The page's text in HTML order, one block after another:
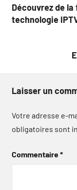
de
Découvrez de la
technologie
Laisser un
Votre adresse e-
obligatoires sont
Commentaire*